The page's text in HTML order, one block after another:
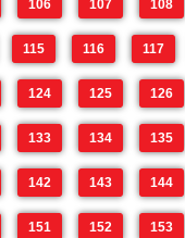
106 107 108
115 116 117
124 125 126
133 134 135
142 143 144
151 152 153